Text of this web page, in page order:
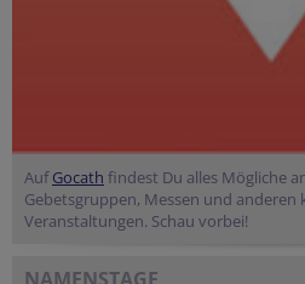
AufGocath findest Du alles Mögliche
Gebetsgruppen, Messen und anderen
Veranstaltungen. Schau vorbei!